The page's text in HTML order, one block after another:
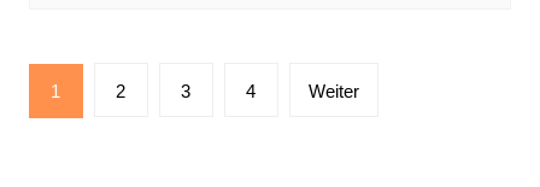
Seitennummerierung
der
1 2 3 4 Weiter